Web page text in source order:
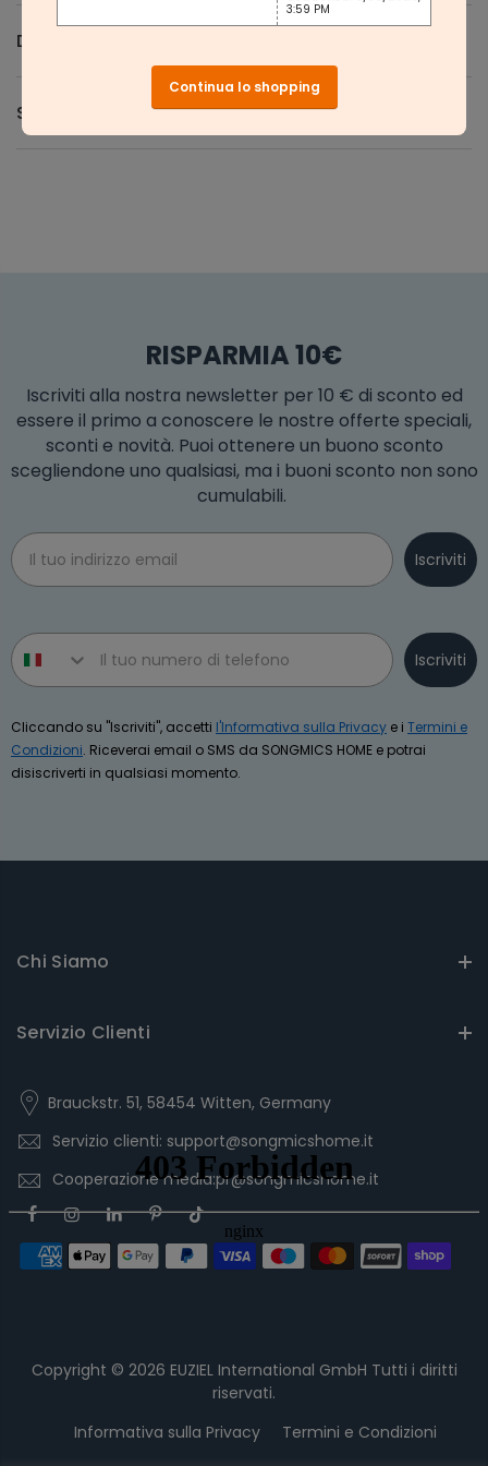
Domande e Risposte
Spedizione e Resi
RISPARMIA 10€
Iscriviti alla nostra newsletter per 10 € di sconto ed
essere il primo a conoscere le nostre offerte speciali,
sconti e novità. Puoi ottenere un buono sconto
scegliendone uno qualsiasi, ma i buoni sconto non sono
cumulabili.
Email
Iscriviti
Phone number
Iscriviti
Cliccando su "Iscriviti", accetti l'Informativa sulla Privacy e i Termini e
Condizioni. Riceverai email o SMS da SONGMICS HOME e potrai
disiscriverti in qualsiasi momento.
Chi Siamo
Servizio Clienti
Brauckstr. 51, 58454 Witten, Germany
Servizio clienti: support@songmicshome.it
Cooperazione media:pr@songmicshome.it
Copyright © 2026 EUZIEL International GmbH Tutti i diritti
riservati.
Informativa sulla Privacy
Termini e Condizioni
3:59 PM
Continua lo shopping